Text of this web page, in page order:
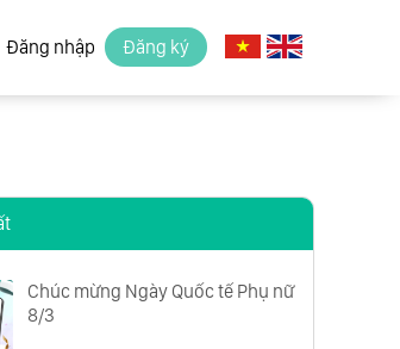
Đăng nhập Đăng ký
Chúc mừng Ngày Quốc tế Phụ nữ
8/3